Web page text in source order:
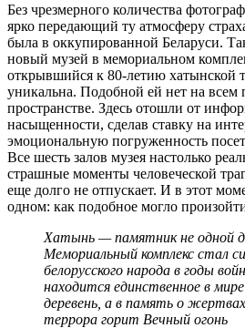
Без чрезмерного количества
ярко передающий ту атмосферу
была в оккупированной Беларуси.
новый музей в мемориальном
открывшийся к 80-летию хатынской
уникальна. Подобной ей нет на всем
пространстве. Здесь отошли от
насыщенности, сделав ставку на
эмоциональную погруженность
Все шесть залов музея настолько
страшные моменты человеческой
еще долго не отпускает. И в этот
одном: как подобное могло
Хатынь — памятник не одной
Мемориальный комплекс стал
белорусского народа в годы
находится единственное в
деревень, а в память о
террора горит Вечный огонь